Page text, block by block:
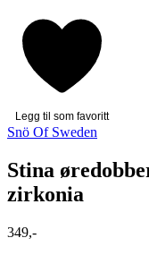
Legg til som favoritt
Snö Of Sweden
Stina
zirkonia
349,-